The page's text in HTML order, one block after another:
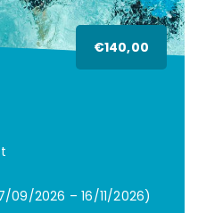
€140,00
09/2026 – 16/11/2026)